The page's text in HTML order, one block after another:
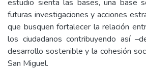
estudio sienta las bases, una base
futuras investigaciones y acciones
que busquen fortalecer la relación
los ciudadanos contribuyendo así
desarrollo sostenible y la cohesión
San Miguel.